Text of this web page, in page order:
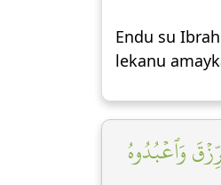
Endu su
lekanu
وَٱعۡبُدُوهُ